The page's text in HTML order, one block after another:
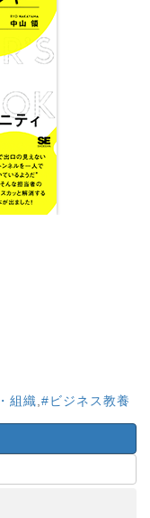
組織 #ビジネス教養